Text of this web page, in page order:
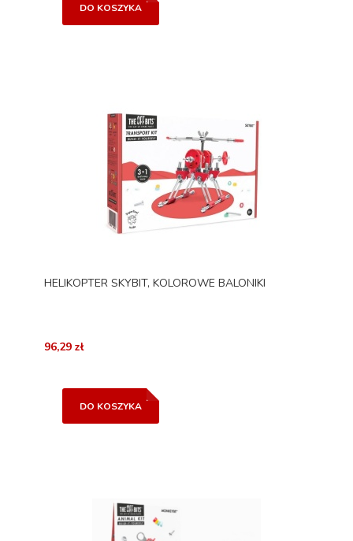
DO KOSZYKA
HELIKOPTER SKYBIT, KOLOROWE BALONIKI
96,29 zł
DO KOSZYKA